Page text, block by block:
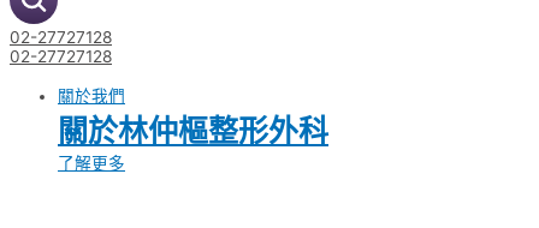
02-27727128
02-27727128
關於我們
關於林仲樞整形外科
了解更多